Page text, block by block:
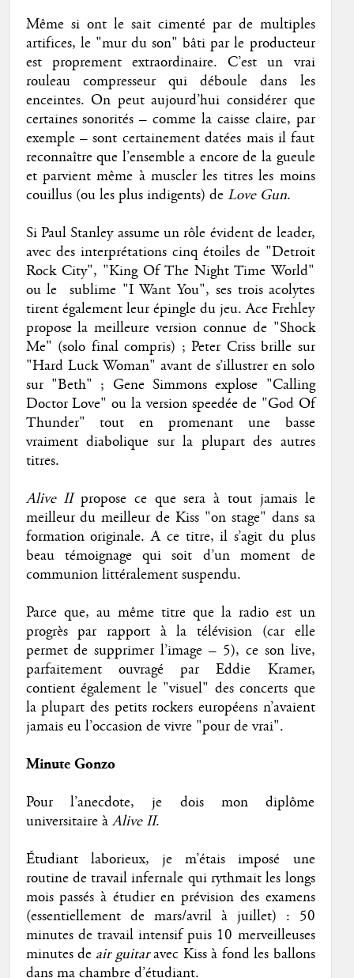
Même si ont le sait cimenté par de multiples
artifices, le "mur du son" bâti par le producteur
est proprement extraordinaire. C’est un vrai
rouleau compresseur qui déboule dans les
enceintes. On peut aujourd’hui considérer que
certaines sonorités – comme la caisse claire, par
exemple – sont certainement datées mais il faut
reconnaître que l’ensemble a encore de la gueule
et parvient même à muscler les titres les moins
couillus (ou les plus indigents) de Love Gun.
Si Paul Stanley assume un rôle évident de leader,
avec des interprétations cinq étoiles de "Detroit
Rock City", "King Of The Night Time World"
ou le sublime "I Want You", ses trois acolytes
tirent également leur épingle du jeu. Ace Frehley
propose la meilleure version connue de "Shock
Me" (solo final compris) ; Peter Criss brille sur
"Hard Luck Woman" avant de s’illustrer en solo
sur "Beth" ; Gene Simmons explose "Calling
Doctor Love" ou la version speedée de "God Of
Thunder" tout en promenant une basse
vraiment diabolique sur la plupart des autres
titres.
Alive IIpropose ce que sera à tout jamais le
meilleur du meilleur de Kiss "on stage" dans sa
formation originale. A ce titre, il s’agit du plus
beau témoignage qui soit d’un moment de
communion littéralement suspendu.
Parce que, au même titre que la radio est un
progrès par rapport à la télévision (car elle
permet de supprimer l’image – 5), ce son live,
parfaitement ouvragé par Eddie Kramer,
contient également le "visuel" des concerts que
la plupart des petits rockers européens n’avaient
jamais eu l’occasion de vivre "pour de vrai".
Minute Gonzo
Pour l’anecdote, je dois mon diplôme
universitaire àAlive II.
Étudiant laborieux, je m’étais imposé une
routine de travail infernale qui rythmait les longs
mois passés à étudier en prévision des examens
(essentiellement de mars/avril à juillet) : 50
minutes de travail intensif puis 10 merveilleuses
minutes de air guitaravec Kiss à fond les ballons
dans ma chambre d’étudiant.